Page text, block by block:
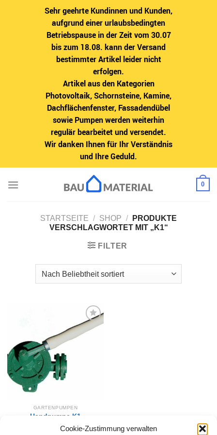
Sehr geehrte Kundinnen und Kunden,
aufgrund einer urlaubsbedingten
Betriebspause in der Zeit vom 30.07
bis zum 18.08. kann der Versand
bestimmter Artikel leider nicht
erfolgen.
Artikel aus den Kategorien
Photovoltaik, Schornsteine, Kamine,
Dachflächenfenster, Fassadendübel
sowie Pumpen werden weiterhin
regulär bearbeitet und versendet.
Wir danken Ihnen für Ihr Verständnis
und Ihre Geduld.
Cookie-Zustimmung verwalten
Inhalt
0
STARTSEITE / SHOP /
PRODUKTE
VERSCHLAGWORTET MIT „K1“
FILTER
Zur
Wunschliste
hinzufügen
GARTENPUMPEN
Handpumpe K1
Flügelpumpe für Wasser
Benzin Diesel